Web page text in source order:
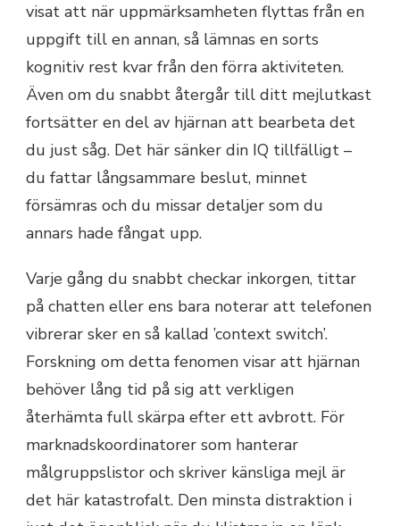
visat att när uppmärksamheten flyttas från en
uppgift till en annan, så lämnas en sorts
kognitiv rest kvar från den förra aktiviteten.
Även om du snabbt återgår till ditt mejlutkast
fortsätter en del av hjärnan att bearbeta det
du just såg. Det här sänker din IQ tillfälligt –
du fattar långsammare beslut, minnet
försämras och du missar detaljer som du
annars hade fångat upp.
Varje gång du snabbt checkar inkorgen, tittar
på chatten eller ens bara noterar att telefonen
vibrerar sker en så kallad ’context switch’.
Forskning om detta fenomen visar att hjärnan
behöver lång tid på sig att verkligen
återhämta full skärpa efter ett avbrott. För
marknadskoordinatorer som hanterar
målgruppslistor och skriver känsliga mejl är
det här katastrofalt. Den minsta distraktion i